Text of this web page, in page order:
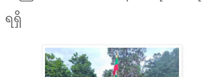
ရရှိ